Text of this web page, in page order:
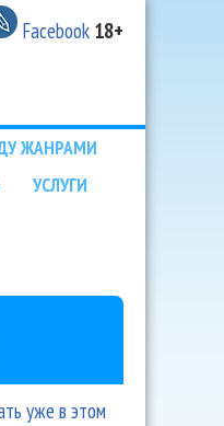
Facebook 18+
ЖАНРАМИ
УСЛУГИ
уже в этом